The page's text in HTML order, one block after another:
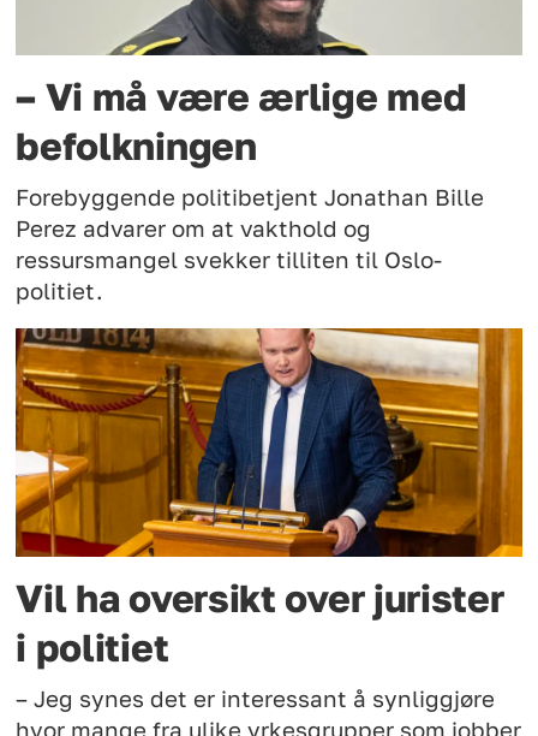
– Vi må være ærlige med
befolkningen
Forebyggende politibetjent Jonathan Bille
Perez advarer om at vakthold og
ressursmangel svekker tilliten til Oslo-
politiet.
Vil ha oversikt over jurister
i politiet
– Jeg synes det er interessant å synliggjøre
hvor mange fra ulike yrkesgrupper som jobber